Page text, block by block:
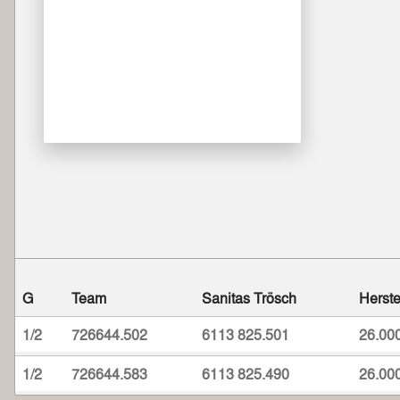
G Team Sanitas Trösch
1/2
726644.502 6113 825.501
1/2
726644.583 6113 825.490